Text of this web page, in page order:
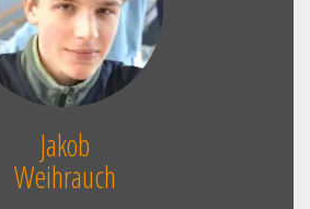
Jakob
Weihrauch